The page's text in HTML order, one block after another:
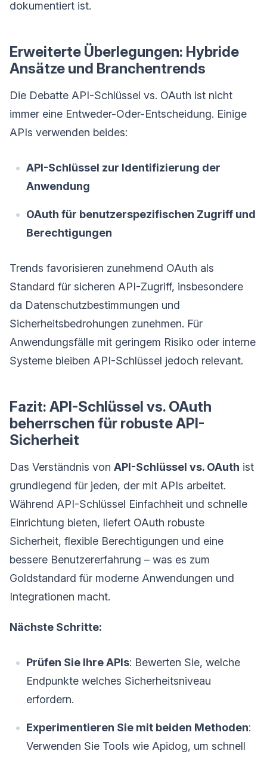
dokumentiert ist.
Erweiterte Überlegungen: Hybride
Ansätze und Branchentrends
Die Debatte API-Schlüssel vs. OAuth ist nicht
immer eine Entweder-Oder-Entscheidung. Einige
APIs verwenden beides:
API-Schlüssel zur Identifizierung der
Anwendung
OAuth für benutzerspezifischen Zugriff und
Berechtigungen
Trends favorisieren zunehmend OAuth als
Standard für sicheren API-Zugriff, insbesondere
da Datenschutzbestimmungen und
Sicherheitsbedrohungen zunehmen. Für
Anwendungsfälle mit geringem Risiko oder interne
Systeme bleiben API-Schlüssel jedoch relevant.
Fazit: API-Schlüssel vs. OAuth
beherrschen für robuste API-
Sicherheit
Das Verständnis von API-Schlüssel vs. OAuth ist
grundlegend für jeden, der mit APIs arbeitet.
Während API-Schlüssel Einfachheit und schnelle
Einrichtung bieten, liefert OAuth robuste
Sicherheit, flexible Berechtigungen und eine
bessere Benutzererfahrung – was es zum
Goldstandard für moderne Anwendungen und
Integrationen macht.
Nächste Schritte:
Prüfen Sie Ihre APIs: Bewerten Sie, welche
Endpunkte welches Sicherheitsniveau
erfordern.
Experimentieren Sie mit beiden Methoden:
Verwenden Sie Tools wie Apidog, um schnell